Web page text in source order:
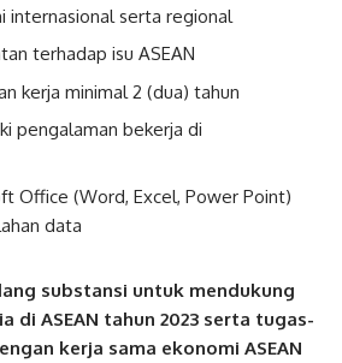
internasional serta regional
terhadap isu ASEAN
kerja minimal 2 (dua) tahun
pengalaman bekerja di
Office (Word, Excel, Power Point)
data
substansi untuk mendukung
di ASEAN tahun 2023 serta tugas-
kerja sama ekonomi ASEAN